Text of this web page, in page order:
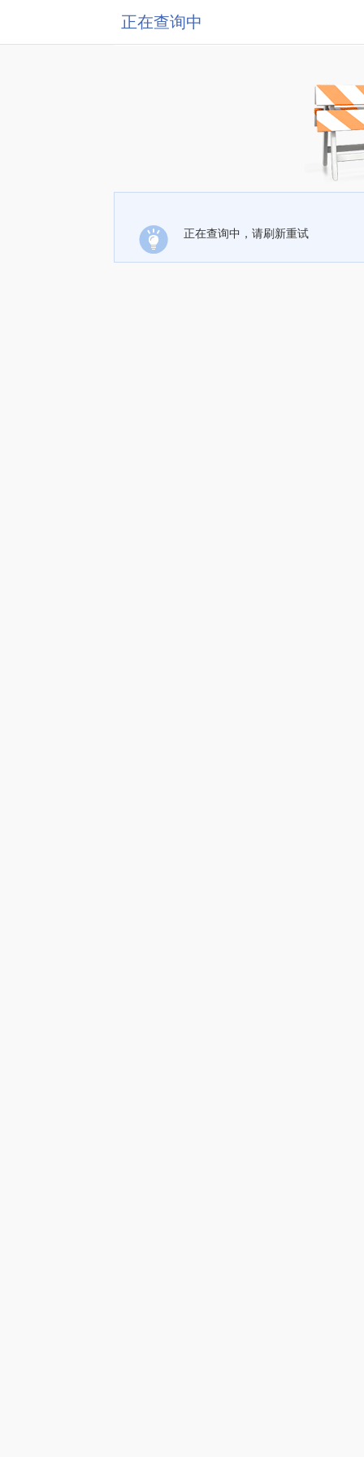
正在查询中
正在查询中，请刷新重试